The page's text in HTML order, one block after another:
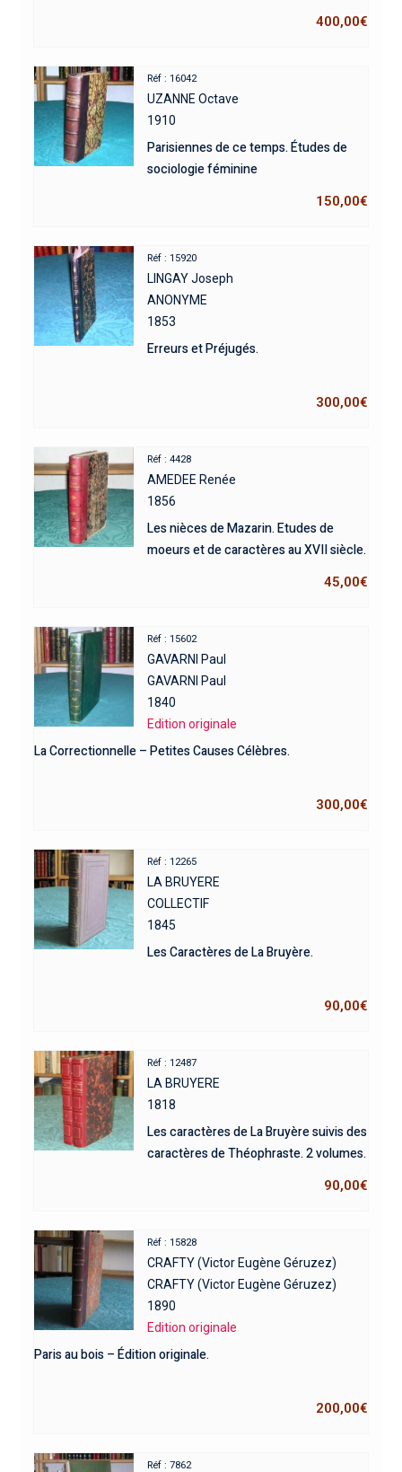
400,00€
Réf : 16042
UZANNE Octave
1910
Parisiennes de ce temps. Études de
sociologie féminine
150,00€
Réf : 15920
LINGAY Joseph
ANONYME
1853
Erreurs et Préjugés.
300,00€
Réf : 4428
AMEDEE Renée
1856
Les nièces de Mazarin. Etudes de
moeurs et de caractères au XVII siècle.
45,00€
Réf : 15602
GAVARNI Paul
GAVARNI Paul
1840
Edition originale
La Correctionnelle – Petites Causes Célèbres.
300,00€
Réf : 12265
LA BRUYERE
COLLECTIF
1845
Les Caractères de La Bruyère.
90,00€
Réf : 12487
LA BRUYERE
1818
Les caractères de La Bruyère suivis des
caractères de Théophraste. 2 volumes.
90,00€
Réf : 15828
CRAFTY (Victor Eugène Géruzez)
CRAFTY (Victor Eugène Géruzez)
1890
Edition originale
Paris au bois – Édition originale.
200,00€
Réf : 7862